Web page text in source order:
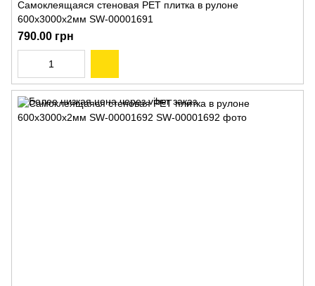
Самоклеящаяся стеновая PET плитка в рулоне
600х3000х2мм SW-00001691
790.00 грн